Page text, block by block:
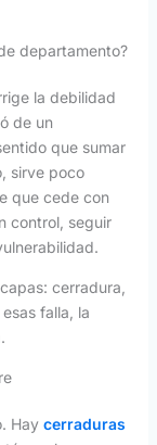
departamento?
la debilidad
de un
que sumar
sirve poco
que cede con
control, seguir
cerradura,
falla, la
Hay cerraduras